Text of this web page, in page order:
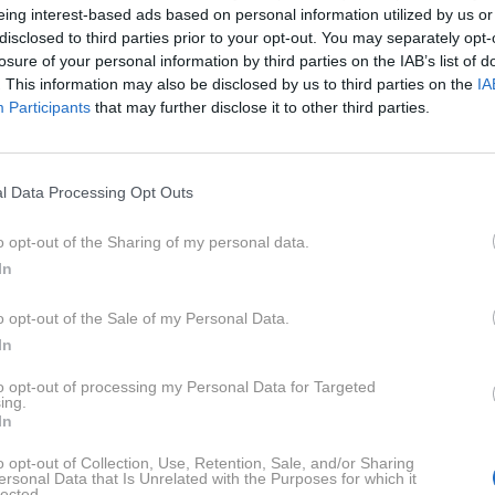
interest-based ads based on personal information utilized by us
to third parties prior to your opt-out. You may separately
of your personal information by third parties on the IAB’s list of
This information may also be disclosed by us to third parties on the
Participants that may further disclose it to other third parties.
Data Processing Opt Outs
opt-out of the Sharing of my personal data.
opt-out of the Sale of my Personal Data.
opt-out of processing my Personal Data for Targeted
opt-out of Collection, Use, Retention, Sale, and/or Sharing
Data that Is Unrelated with the Purposes for which it
promovirajo šote oljčnega olja - eno do dve žlici na
in protivnetnih koristi oljčno olje
v mislih, če se odločite slediti viralnemu trendu,
SlaytonterKaterino Mountanos
šote ekstra deviškega oljčnega olja.
oljčnega olja
z enkrat nenasičenimi maščobami, ki so dobre za srce,
vnetja v krvnih žilah. Prav tako vsebuje veliko
z zmanjševanjem vnetij in zaščito pred